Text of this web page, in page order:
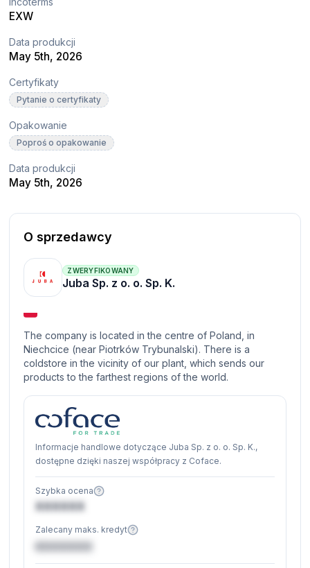
EXW
Data produkcji
May 5th, 2026
Certyfikaty
Pytanie o certyfikaty
Opakowanie
Poproś o opakowanie
Data produkcji
May 5th, 2026
O sprzedawcy
ZWERYFIKOWANY
Juba Sp. z o. o. Sp. K.
The company is located in the centre of Poland, in
Niechcice (near Piotrków Trybunalski). There is a
coldstore in the vicinity of our plant, which sends our
products to the farthest regions of the world.
Informacje handlowe dotyczące Juba Sp. z o. o. Sp. K.,
dostępne dzięki naszej współpracy z Coface.
Szybka ocena
XXXXXX
Zalecany maks. kredyt
€XXXXXX